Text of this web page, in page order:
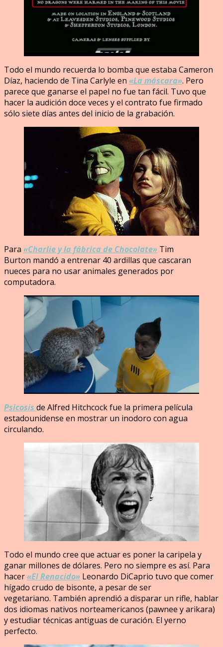
Todo el mundo recuerda lo bomba que estaba Cameron
Díaz, haciendo de Tina Carlyle en «La máscara». Pero
parece que ganarse el papel no fue tan fácil. Tuvo que
hacer la audición doce veces y el contrato fue firmado
sólo siete días antes del inicio de la grabación.
Para «Charlie y la fábrica de Chocolate» Tim
Burton mandó a entrenar 40 ardillas que cascaran
nueces para no usar animales generados por
computadora.
Psicosis de Alfred Hitchcock fue la primera película
estadounidense en mostrar un inodoro con agua
circulando.
Todo el mundo cree que actuar es poner la caripela y
ganar millones de dólares. Pero no siempre es así. Para
hacer«El Renacido» Leonardo DiCaprio tuvo que comer
hígado crudo de bisonte, a pesar de ser
vegetariano. También aprendió a disparar un rifle, hablar
dos idiomas nativos norteamericanos (pawnee y arikara)
y estudiar técnicas antiguas de curación. El yerno
perfecto.